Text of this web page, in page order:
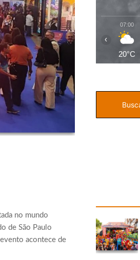
no mundo
de São Paulo
acontece de
07:00
20°C
‹